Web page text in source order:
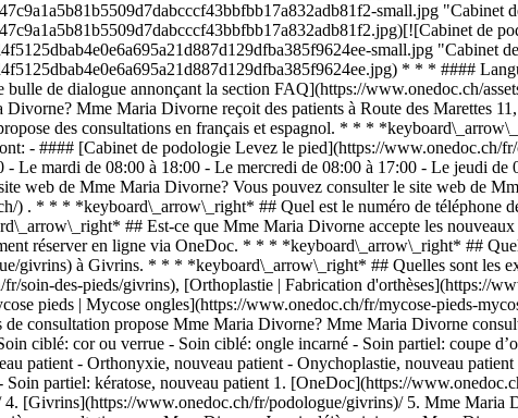
small.jpg
de
small.jpg "Cabinet
* * * ####
de dialogue annonçant la section FAQ](https://www.onedoc.ch/
Mme Maria Divorne reçoit des patients à Route des Marettes
des consultations en français et espagnol. * * *
- #### [Cabinet de podologie Levez le pied](https://www.onedoc.ch/
Le mardi de 08:00 à 18:00 - Le mercredi de 08:00 à 17:00 - Le jeudi
web de Mme Maria Divorne? Vous pouvez consulter le site web de
) . * * * *keyboard\_arrow\_right* ## Quel est le numéro de téléphone
## Est-ce que Mme Maria Divorne accepte les
réserver en ligne via OneDoc. * * * *keyboard\_arrow\_right* ##
givrins) à Givrins. * * * *keyboard\_arrow\_right* ## Quelles sont les
soin-des-pieds/givrins), [Orthoplastie | Fabrication d'orthèses](https://
pieds | Mycose ongles](https://www.onedoc.ch/fr/mycose-pieds-
consultation propose Mme Maria Divorne? Mme Maria Divorne
ciblé: cor ou verrue - Soin ciblé: ongle incarné - Soin partiel: coupe
patient - Orthonyxie, nouveau patient - Onychoplastie, nouveau
partiel: kératose, nouveau patient 1. [OneDoc](https://www.onedoc.ch/fr/)/ 2. [Podologue](https://www.onedoc.ch/fr/podologue)/ 3. [Canton de Vaud](https://www.onedoc.ch/fr/podologue/canton-de-vaud)/ 4. [Givrins](https://www.onedoc.ch/fr/podologue/givrins)/ 5. Mme Maria Divorne ### Prenez RDV avec Mme Maria Divorne Renseignez les informations suivantes 1 Première consultation? Ceci est ma première consultation avec Mme Divorne Je suis déjà suivi·e par Mme Divorne * * * *touch\_app* Choisissez un créneau horaire *chevron\_left* mer. 05 août *chevron\_right* Voir plus de rendez-vous Créneau horaire Prendre rendez-vous ### Téléchargez l'app OneDoc Prenez rendez-vous en ligne chez un médecin, un dentiste ou un thérapeute proche de vous en Suisse. L'application OneDoc vous permet de gérer tous vos rendez-vous médicaux depuis votre natel, n'importe où et n'importe quand. ![Code QR redirigeant vers l’App Store ou Google Play pour télécharger l’app OneDoc Patients](https://www.onedoc.ch/assets/images/download-app-qr.jpeg) Scannez le QR code pour télécharger l’application [![Téléchargez notre application sur l'App Store!](https://www.onedoc.ch/assets/images/app-store-badge-fr.svg)](https://apps.apple.com/ch/app/onedoc/id1592376413?l=fr)[![Téléchargez notre application sur le Google Play Store!](https://www.onedoc.ch/assets/images/google-play-badge-fr.png)](https://play.google.com/store/apps/details?id=ch.onedoc.patient&hl=fr-CH) *keyboard\_arrow\_right* ## Spécialités associées [Podologue à Genève](https://www.onedoc.ch/fr/podologue/geneve)[Podologue à Carouge](https://www.onedoc.ch/fr/podologue/carouge)[Podologue à Lausanne](https://www.onedoc.ch/fr/podologue/lausanne)[Podologue à Thônex](https://www.onedoc.ch/fr/podologue/thonex)[Podologue à Nyon](https://www.onedoc.ch/fr/podologue/nyon)[Podologue à Morges](https://www.onedoc.ch/fr/podologue/morges)[Podologue à Vernier](https://www.onedoc.ch/fr/podologue/vernier)[Podologue à Lancy](https://www.onedoc.ch/fr/podologue/lancy)[Podologue à Vevey](https://www.onedoc.ch/fr/podologue/vevey)[Podologue à Givrins](https://www.onedoc.ch/fr/podologue/givrins)[Podologue à Bussigny](https://www.onedoc.ch/fr/podologue/bussigny)[Podologue à Gimel](https://www.onedoc.ch/fr/podologue/gimel)[Podologue à Bellevue](https://www.onedoc.ch/fr/podologue/bellevue)[Podologue à Chêne-Bougeries](https://www.onedoc.ch/fr/podologue/chene-bougeries)[Podologue à Aubonne](https://www.onedoc.ch/fr/podologue/aubonne)[Podologue à Cheseaux-sur-Lausanne](https://www.onedoc.ch/fr/podologue/cheseaux-sur-lausanne)[Podologue à Crissier](https://www.onedoc.ch/fr/podologue/crissier)[Podologue à Lutry](https://www.onedoc.ch/fr/podologue/lutry)[Podologue à Savigny](https://www.onedoc.ch/fr/podologue/savigny)[Podologue à Tolochenaz](https://www.onedoc.ch/fr/podologue/tolochenaz)[Podologue à Vallorbe](https://www.onedoc.ch/fr/podologue/vallorbe) *keyboard\_arrow\_right* ## Expertises associées [Soin des pieds à Genève](https://www.onedoc.ch/fr/soin-des-pieds/geneve)[Soin des pieds à Carouge](https://www.onedoc.ch/fr/soin-des-pieds/carouge)[Soin des pieds à Lausanne](https://www.onedoc.ch/fr/soin-des-pieds/lausanne)[Soin des pieds à Nyon](https://